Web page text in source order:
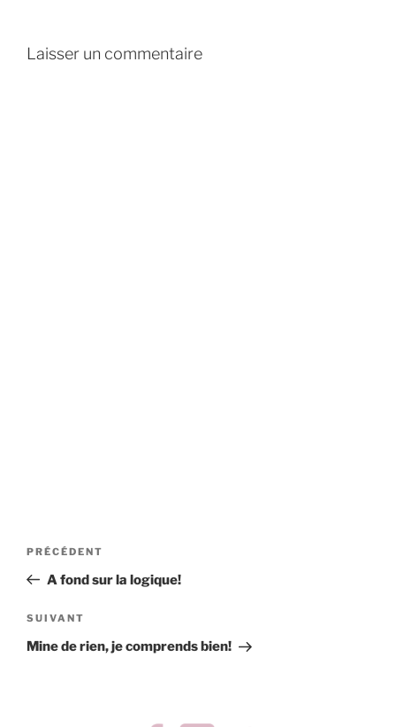
Laisser un commentaire
Navigation
l’article
Article
précédent
PRÉCÉDENT
A fond sur la logique!
Article
suivant
SUIVANT
Mine de rien, je comprends bien!